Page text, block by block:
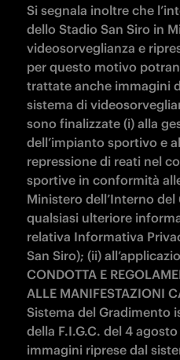
Si segnala inoltre che
dello Stadio San Siro in
videosorveglianza e
per questo motivo
trattate anche immagini
sistema di
sono finalizzate (i) alla
dell’impianto sportivo e
repressione di reati nel
sportive in conformità
Ministero dell’Interno
qualsiasi ulteriore
relativa Informativa
San Siro); (ii)
CONDOTTA E
ALLE MANIFESTAZIONI
Sistema del Gradimento
della F.I.G.C. del 4
immagini riprese dal